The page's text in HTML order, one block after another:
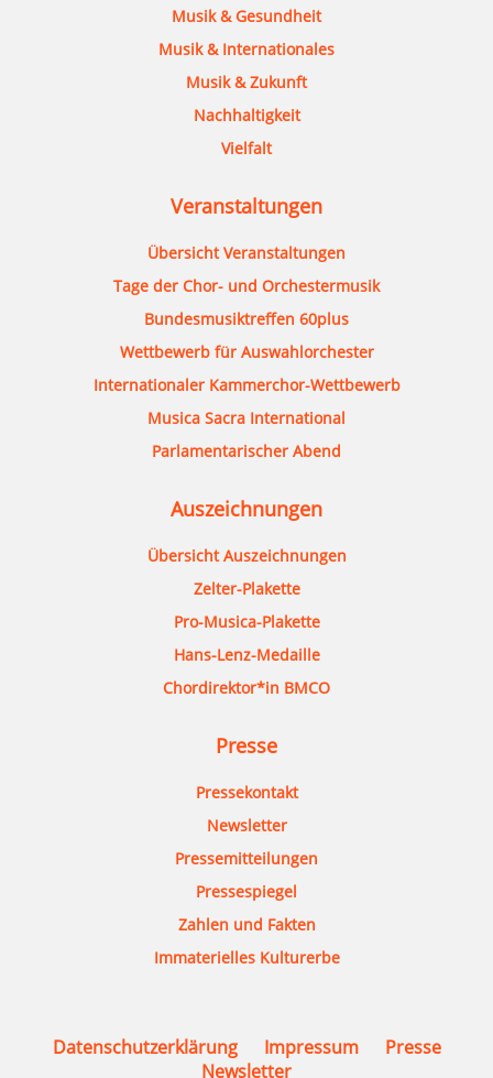
Musik & Gesundheit
Musik & Internationales
Musik & Zukunft
Nachhaltigkeit
Vielfalt
Veranstaltungen
Übersicht Veranstaltungen
Tage der Chor- und Orchestermusik
Bundesmusiktreffen 60plus
Wettbewerb für Auswahlorchester
Internationaler Kammerchor-Wettbewerb
Musica Sacra International
Parlamentarischer Abend
Auszeichnungen
Übersicht Auszeichnungen
Zelter-Plakette
Pro-Musica-Plakette
Hans-Lenz-Medaille
Chordirektor*in BMCO
Presse
Pressekontakt
Newsletter
Pressemitteilungen
Pressespiegel
Zahlen und Fakten
Immaterielles Kulturerbe
Datenschutzerklärung Impressum
Presse
Newsletter